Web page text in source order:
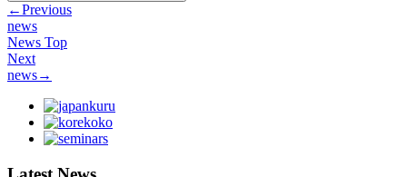
←Previous
news
News Top
Next
news→